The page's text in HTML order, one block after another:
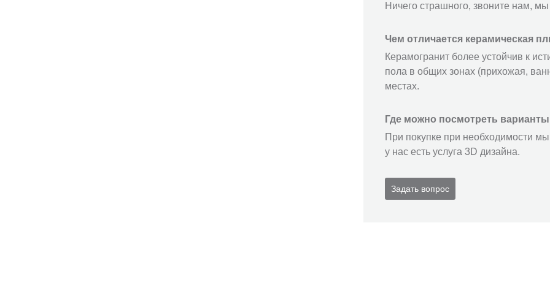
Ничего страшного, звоните нам,
Чем отличается керамическая
Керамогранит более устойчив к
пола в общих зонах (прихожая,
местах.
Где можно посмотреть
При покупке при необходимости
у нас есть услуга 3D дизайна.
Задать вопрос